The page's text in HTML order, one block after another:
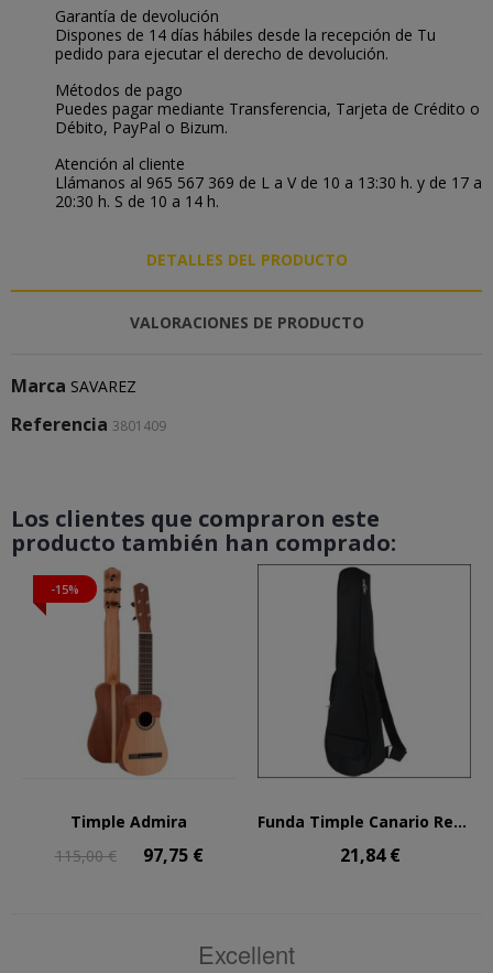
Garantía de devolución
Dispones de 14 días hábiles desde la recepción de Tu
pedido para ejecutar el derecho de devolución.
Métodos de pago
Puedes pagar mediante Transferencia, Tarjeta de Crédito o
Débito, PayPal o Bizum.
Atención al cliente
Llámanos al 965 567 369 de L a V de 10 a 13:30 h. y de 17 a
20:30 h. S de 10 a 14 h.
DETALLES DEL PRODUCTO
VALORACIONES DE PRODUCTO
Marca SAVAREZ
Referencia 3801409
Los clientes que compraron este
producto también han comprado:
-15%
Timple Admira
115,00 €
97,75 €
Funda Timple Canario Ref....
21,84 €
Excellent